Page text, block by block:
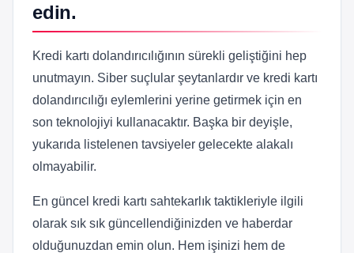
edin.
Kredi kartı dolandırıcılığının sürekli geliştiğini hep
unutmayın. Siber suçlular şeytanlardır ve kredi kartı
dolandırıcılığı eylemlerini yerine getirmek için en
son teknolojiyi kullanacaktır. Başka bir deyişle,
yukarıda listelenen tavsiyeler gelecekte alakalı
olmayabilir.
En güncel kredi kartı sahtekarlık taktikleriyle ilgili
olarak sık sık güncellendiğinizden ve haberdar
olduğunuzdan emin olun. Hem işinizi hem de